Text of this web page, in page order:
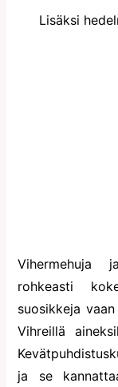
Lisäksi
Vihermehuja
rohkeasti
suosikkeja
Vihreillä
ja se